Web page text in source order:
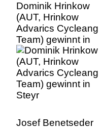
Dominik Hrinkow
(AUT, Hrinkow
Advarics Cycleang
Team) gewinnt in
Steyr
Josef Benetseder